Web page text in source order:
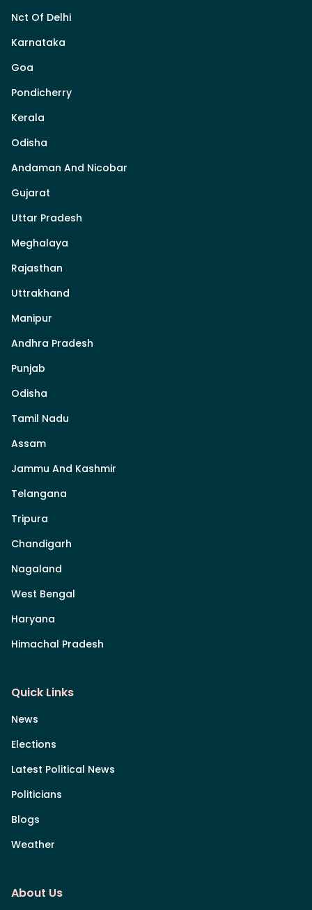
Nct Of Delhi
Karnataka
Goa
Pondicherry
Kerala
Odisha
Andaman And Nicobar
Gujarat
Uttar Pradesh
Meghalaya
Rajasthan
Uttrakhand
Manipur
Andhra Pradesh
Punjab
Odisha
Tamil Nadu
Assam
Jammu And Kashmir
Telangana
Tripura
Chandigarh
Nagaland
West Bengal
Haryana
Himachal Pradesh
Quick Links
News
Elections
Latest Political News
Politicians
Blogs
Weather
About Us